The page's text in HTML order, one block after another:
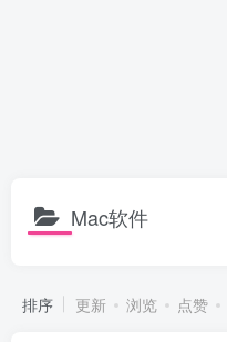
Mac软件
排序 更新 浏览 点赞